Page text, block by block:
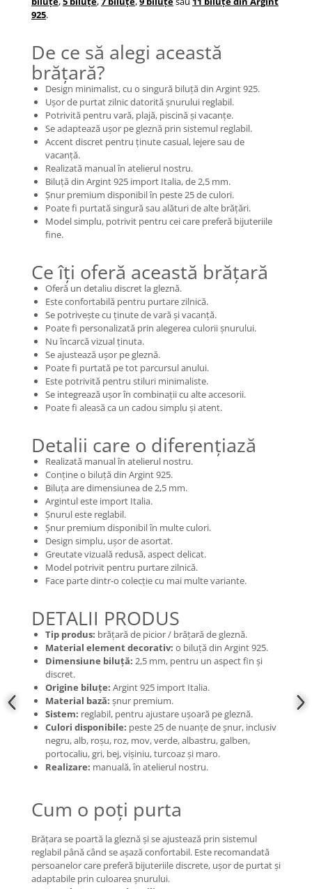
925.
De ce să alegi această
brățară?
Design minimalist, cu o singură biluță din Argint 925.
Ușor de purtat zilnic datorită șnurului reglabil.
Potrivită pentru vară, plajă, piscină și vacanțe.
Se adaptează ușor pe gleznă prin sistemul reglabil.
Accent discret pentru ținute casual, lejere sau de
vacanță.
Realizată manual în atelierul nostru.
Biluță din Argint 925 import Italia, de 2,5 mm.
Șnur premium disponibil în peste 25 de culori.
Poate fi purtată singură sau alături de alte brățări.
Model simplu, potrivit pentru cei care preferă bijuteriile
fine.
Ce îți oferă această brățară
Oferă un detaliu discret la gleznă.
Este confortabilă pentru purtare zilnică.
Se potrivește cu ținute de vară și vacanță.
Poate fi personalizată prin alegerea culorii șnurului.
Nu încarcă vizual ținuta.
Se ajustează ușor pe gleznă.
Poate fi purtată pe tot parcursul anului.
Este potrivită pentru stiluri minimaliste.
Se integrează ușor în combinații cu alte accesorii.
Poate fi aleasă ca un cadou simplu și atent.
Detalii care o diferențiază
Realizată manual în atelierul nostru.
Conține o biluță din Argint 925.
Biluța are dimensiunea de 2,5 mm.
Argintul este import Italia.
Șnurul este reglabil.
Șnur premium disponibil în multe culori.
Design simplu, ușor de asortat.
Greutate vizuală redusă, aspect delicat.
Model potrivit pentru purtare zilnică.
Face parte dintr-o colecție cu mai multe variante.
DETALII PRODUS
Tip produs: brățară de picior / brățară de gleznă.
Material element decorativ: o biluță din Argint 925.
Dimensiune biluță: 2,5 mm, pentru un aspect fin și
discret.
Origine biluțe: Argint 925 import Italia.
Material bază: șnur premium.
Sistem: reglabil, pentru ajustare ușoară pe gleznă.
Culori disponibile: peste 25 de nuanțe de șnur, inclusiv
negru, alb, roșu, roz, mov, verde, albastru, galben,
portocaliu, gri, bej, vișiniu, turcoaz și maro.
Realizare: manuală, în atelierul nostru.
Cum o poți purta
Brățara se poartă la gleznă și se ajustează prin sistemul
reglabil până când se așază confortabil. Este recomandată
persoanelor care preferă bijuteriile discrete, ușor de purtat și
adaptabile prin culoarea șnurului.